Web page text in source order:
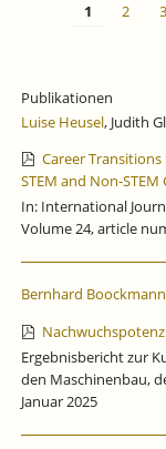
1
2 3
Publikationen
Luise Heusel, Judith
Career
STEM and Non-STEM
In: International
Volume 24, article
Bernhard Boockmann
Ergebnisbericht zur
den Maschinenbau,
Januar 2025